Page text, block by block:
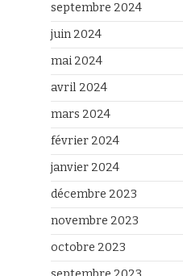
septembre 2024
juin 2024
mai 2024
avril 2024
mars 2024
février 2024
janvier 2024
décembre 2023
novembre 2023
octobre 2023